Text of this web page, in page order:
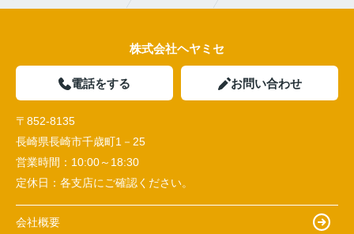
株式会社ヘヤミセ
電話をする お問い合わせ
〒852-8135
長崎県長崎市千歳町1－25
営業時間： 10:00～18:30
定休日： 各支店にご確認ください。
会社概要